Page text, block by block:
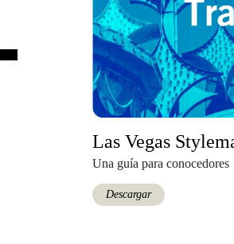
Las Vegas
Una guía para conocedores
Descargar